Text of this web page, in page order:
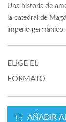
Una historia de
la catedral de
imperio
ELIGE EL
FORMATO
AÑADIR